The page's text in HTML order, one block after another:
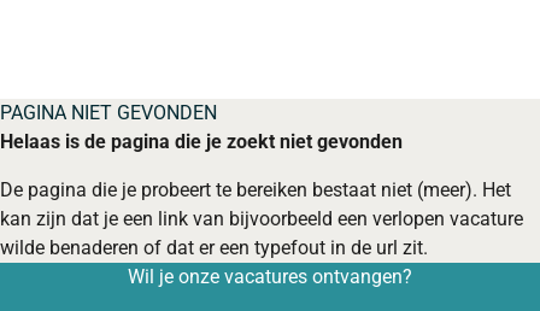
PAGINA NIET GEVONDEN
Helaas is de pagina die je zoekt niet gevonden
De pagina die je probeert te bereiken bestaat niet (meer). Het
kan zijn dat je een link van bijvoorbeeld een verlopen vacature
wilde benaderen of dat er een typefout in de url zit.
Wil je onze vacatures ontvangen?